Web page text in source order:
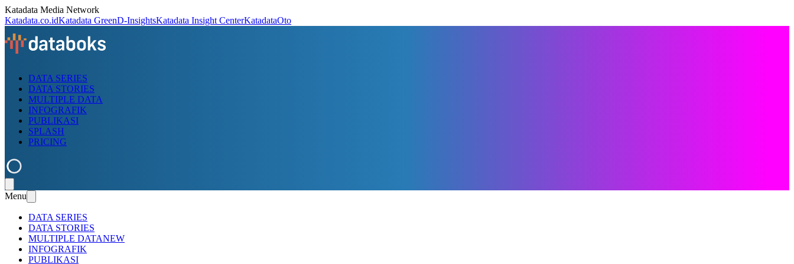
Katadata Media Network
Katadata.co.idKatadata GreenD-InsightsKatadata Insight CenterKatadataOto
DATA SERIES
DATA STORIES
MULTIPLE DATA
INFOGRAFIK
PUBLIKASI
SPLASH
PRICING
Menu
DATA SERIES
DATA STORIES
MULTIPLE DATANEW
INFOGRAFIK
PUBLIKASI